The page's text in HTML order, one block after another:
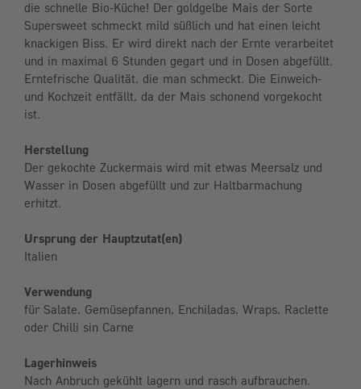
die schnelle Bio-Küche! Der goldgelbe Mais der Sorte
Supersweet schmeckt mild süßlich und hat einen leicht
knackigen Biss. Er wird direkt nach der Ernte verarbeitet
und in maximal 6 Stunden gegart und in Dosen abgefüllt.
Erntefrische Qualität, die man schmeckt. Die Einweich-
und Kochzeit entfällt, da der Mais schonend vorgekocht
ist.
Herstellung
Der gekochte Zuckermais wird mit etwas Meersalz und
Wasser in Dosen abgefüllt und zur Haltbarmachung
erhitzt.
Ursprung der Hauptzutat(en)
Italien
Verwendung
für Salate, Gemüsepfannen, Enchiladas, Wraps, Raclette
oder Chilli sin Carne
Lagerhinweis
Nach Anbruch gekühlt lagern und rasch aufbrauchen.